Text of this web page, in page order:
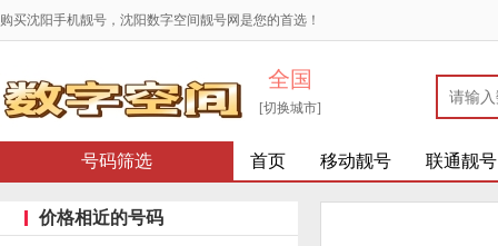
购买沈阳手机靓号，沈阳数字空间靓号网是您的首选！
全国
[切换城市]
号码筛选 首页 移动靓号 联通靓号
价格相近的号码